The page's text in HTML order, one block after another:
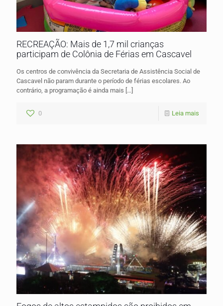
RECREAÇÃO: Mais de 1,7 mil crianças
participam de Colônia de Férias em Cascavel
Os centros de convivência da Secretaria de Assistência Social de
Cascavel não param durante o período de férias escolares. Ao
contrário, a programação é ainda mais […]
0 Leia mais